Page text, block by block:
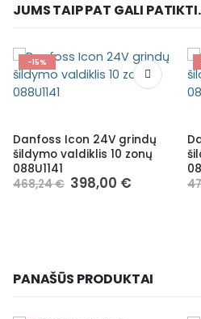
JUMS TAIP PAT GALI
-15%
Danfoss Icon 24V grindų
šildymo valdiklis 10 zonų
088U1141
468,24€ 398,00 €
PANAŠŪS PRODUKTAI